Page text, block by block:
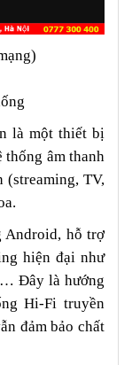
là một thiết bị
thống âm thanh
TV,
Android, hỗ trợ
hiện đại như
Đây là hướng
Hi-Fi truyền
đảm bảo chất